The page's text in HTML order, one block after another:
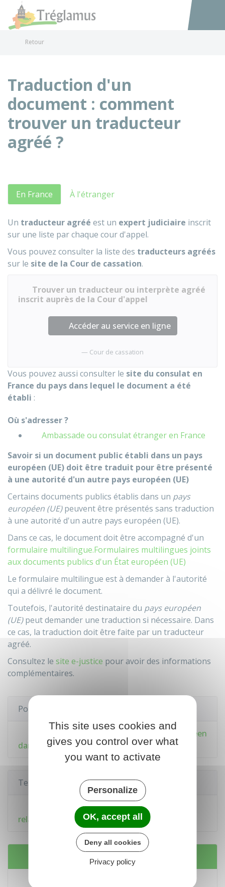
Accéder
Retour
Traduction d'un
document : comment
trouver un traducteur
agréé ?
En France À l'étranger
Un traducteur agréé est un expert judiciaire inscrit
sur une liste par chaque cour d'appel.
Vous pouvez consulter la liste des traducteurs agréés
sur le site de la Cour de cassation.
Trouver un traducteur ou interprète agréé
inscrit auprès de la Cour d'appel
Accéder au service en ligne
Cour de cassation
Vous pouvez aussi consulter le site du consulat en
France du pays dans lequel le document a été
établi :
Où s'adresser ?
Ambassade ou consulat étranger en France
Savoir si un document public établi dans un pays
européen (UE) doit être traduit pour être présenté
à une autorité d'un autre pays européen (UE)
Certains documents publics établis dans un pays
européen (UE)peuvent être présentés sans traduction
à une autorité d'un autre pays européen (UE).
Dans ce cas, le document doit être accompagné d'un
formulaire multilingue.Formulaires multilingues joints
aux documents publics d'un État européen (UE)
Le formulaire multilingue est à demander à l'autorité
qui a délivré le document.
Toutefois, l'autorité destinataire du pays européen
(UE)peut demander une traduction si nécessaire. Dans
ce cas, la traduction doit être faite par un traducteur
agréé.
Consultez le site e-justice pour avoir des informations
complémentaires.
Pour en savoir plus
Présentation d'un document public européen
dans un État de l'Union européenne
Textes de référence
Décret n°2004-1463 du 23 décembre 2004
relatif aux experts judiciaires
Services en ligne et formulaires
This site uses cookies and
gives you control over what
you want to activate
Personalize
OK, accept all
Deny all cookies
Privacy policy